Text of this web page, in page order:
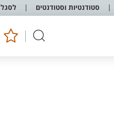
סטודנטיות וסטודנטים לסגל